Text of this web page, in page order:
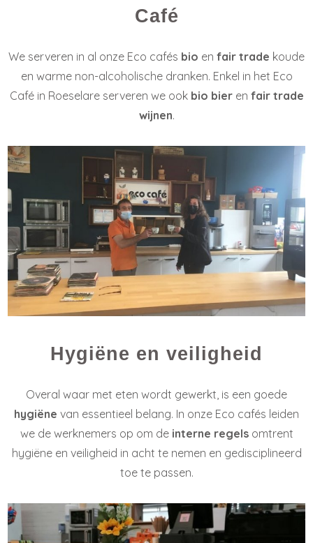
Café
We serveren in al onze Eco cafés bio en fair trade koude
en warme non-alcoholische dranken. Enkel in het Eco
Café in Roeselare serveren we ook bio bieren fair trade
wijnen.
Hygiëne en veiligheid
Overal waar met eten wordt gewerkt, is een goede
hygiëne van essentieel belang. In onze Eco cafés leiden
we de werknemers op om de interne regelsomtrent
hygiëne en veiligheid in acht te nemen en gedisciplineerd
toe te passen.